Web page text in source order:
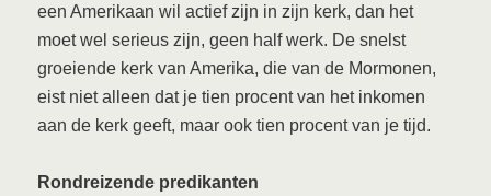
een Amerikaan wil actief zijn in zijn kerk, dan het
moet wel serieus zijn, geen half werk. De snelst
groeiende kerk van Amerika, die van de Mormonen,
eist niet alleen dat je tien procent van het inkomen
aan de kerk geeft, maar ook tien procent van je tijd.
Rondreizende predikanten